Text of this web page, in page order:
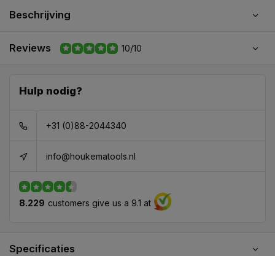
Beschrijving
Reviews 10/10
Hulp nodig?
+31 (0)88-2044340
info@houkematools.nl
8.229 customers give us a 9.1 at
Specificaties